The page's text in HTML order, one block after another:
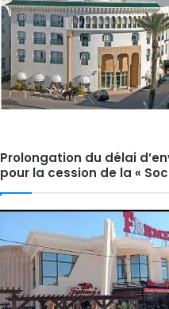
Prolongation du délai
pour la cession de la «